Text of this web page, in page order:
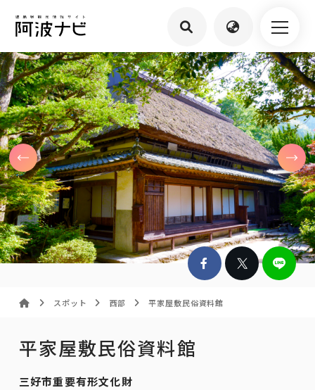
スポット 西部 平家屋敷民俗資料館
平家屋敷民俗資料館
三好市重要有形文化財